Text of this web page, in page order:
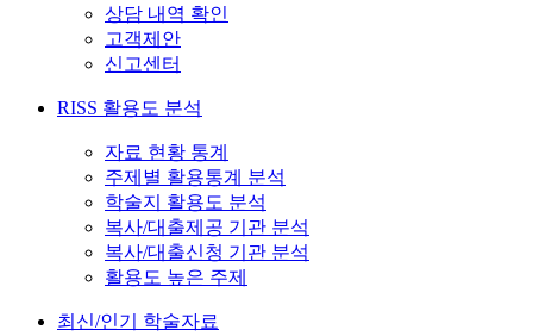
상담 내역 확인
고객제안
신고센터
RISS 활용도 분석
자료 현황 통계
주제별 활용통계 분석
학술지 활용도 분석
복사/대출제공 기관 분석
복사/대출신청 기관 분석
활용도 높은 주제
최신/인기 학술자료